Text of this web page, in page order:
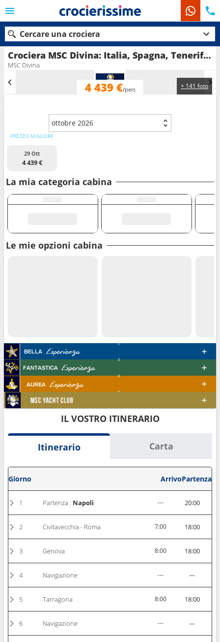
Crociera MSC Divina: Italia, Spagna, Tenerife, Brasile in partenza da Napoli
MSC Divina
+ 141 foto
4 439 €/pers
ottobre 2026
PREZZO MIGLIORE
29 Ott
4 439 €
La mia categoria cabina
Le mie opzioni cabina
IL VOSTRO ITINERARIO
Itinerario Carta
Giorno ArrivoPartenza
1 Partenza : Napoli --- 20:00
2 Civitavecchia - Roma 7:00 18:00
3 Genova 8:00 18:00
4 Navigazione --- ---
5 Tarragona 8:00 18:00
6 Navigazione --- ---
Cercare una crociera
Le nostre destinazioni
Porti Compagnie